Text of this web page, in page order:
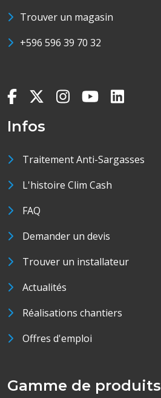
Trouver un magasin
+596 596 39 70 32
Infos
Traitement Anti-Sargasses
L'histoire Clim Cash
FAQ
Demander un devis
Trouver un installateur
Actualités
Réalisations chantiers
Offres d'emploi
Gamme de produits